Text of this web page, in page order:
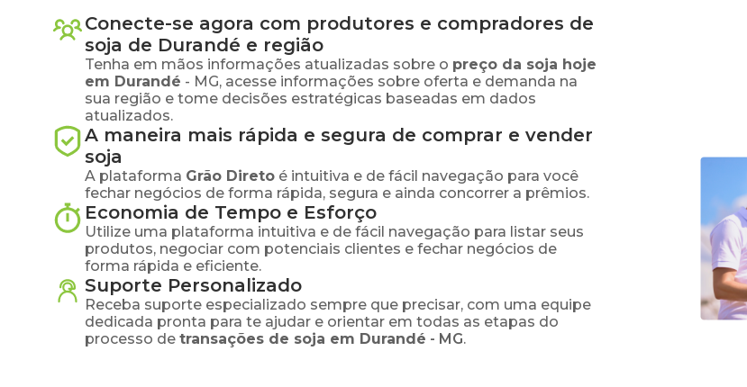
Conecte-se agora com produtores e compradores de
soja de Durandé e região
Tenha em mãos informações atualizadas sobre o preço da soja hoje
em Durandé - MG, acesse informações sobre oferta e demanda na
sua região e tome decisões estratégicas baseadas em dados
atualizados.
A maneira mais rápida e segura de comprar e vender
soja
A plataforma Grão Direto é intuitiva e de fácil navegação para você
fechar negócios de forma rápida, segura e ainda concorrer a prêmios.
Economia de Tempo e Esforço
Utilize uma plataforma intuitiva e de fácil navegação para listar seus
produtos, negociar com potenciais clientes e fechar negócios de
forma rápida e eficiente.
Suporte Personalizado
Receba suporte especializado sempre que precisar, com uma equipe
dedicada pronta para te ajudar e orientar em todas as etapas do
processo de transações de soja em Durandé - MG.